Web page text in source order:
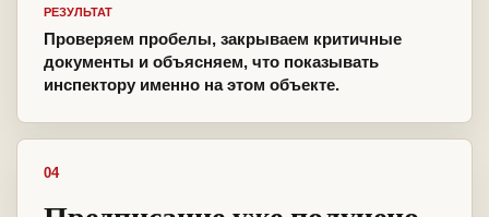
РЕЗУЛЬТАТ
Проверяем пробелы, закрываем критичные
документы и объясняем, что показывать
инспектору именно на этом объекте.
04